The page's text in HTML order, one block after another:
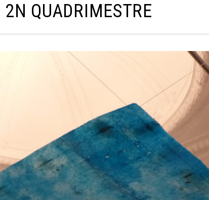
QUADRIMESTRE